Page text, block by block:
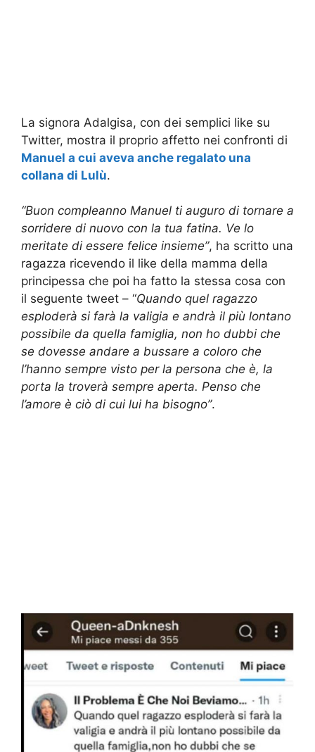
La signora Adalgisa, con dei semplici like su
Twitter, mostra il proprio affetto nei confronti di
Manuel a cui aveva anche regalato una
collana di Lulù.
“Buon compleanno Manuel ti auguro di tornare a
sorridere di nuovo con la tua fatina. Ve lo
meritate di essere felice insieme”, ha scritto una
ragazza ricevendo il like della mamma della
principessa che poi ha fatto la stessa cosa con
il seguente tweet – “Quando quel ragazzo
esploderà si farà la valigia e andrà il più lontano
possibile da quella famiglia, non ho dubbi che
se dovesse andare a bussare a coloro che
l’hanno sempre visto per la persona che è, la
porta la troverà sempre aperta. Penso che
l’amore è ciò di cui lui ha bisogno”.